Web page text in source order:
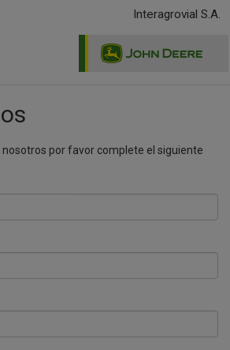
Interagrovial S.A.
nosotros por favor complete el siguiente